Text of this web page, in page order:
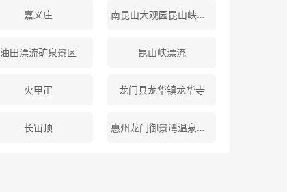
嘉义庄 南昆山大观园昆山峡漂流
油田漂流矿泉景区 昆山峡漂流
火甲冚 龙门县龙华镇龙华寺
长冚顶 惠州龙门御景湾温泉度假村